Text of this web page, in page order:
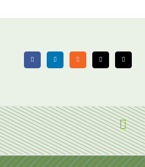
FacebookLinkedIn Rss X Email